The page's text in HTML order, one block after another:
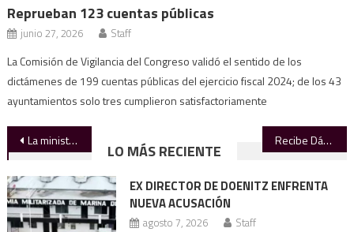
Reprueban 123 cuentas públicas
junio 27, 2026 Staff
La Comisión de Vigilancia del Congreso validó el sentido de los
dictámenes de 199 cuentas públicas del ejercicio fiscal 2024; de los 43
ayuntamientos solo tres cumplieron satisfactoriamente
Navegación
de
entradas
La ministra Lenia Batres dicta conferencia en la UAT Recibe Dámaso Anaya Premio Nacional al Mérito Profesional 2025
LO MÁS RECIENTE
EX DIRECTOR DE DOENITZ ENFRENTA
NUEVA ACUSACIÓN
agosto 7, 2026 Staff